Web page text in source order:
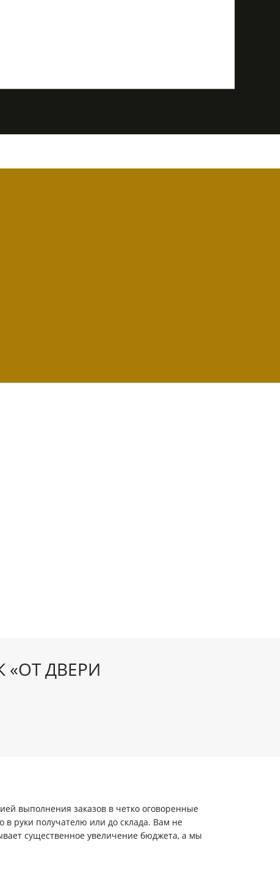
ДВЕРИ
выполнения заказов в четко оговоренные
в руки получателю или до склада. Вам не
существенное увеличение бюджета, а мы